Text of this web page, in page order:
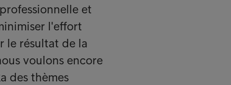
et
l'effort
le résultat de la
voulons encore
des thèmes